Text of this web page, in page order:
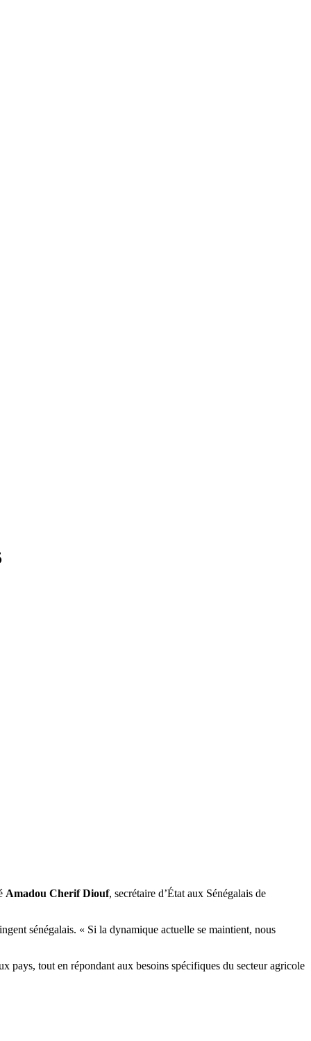
Amadou Cherif Diouf, secrétaire d’État aux Sénégalais de
sénégalais. « Si la dynamique actuelle se maintient, nous
pays, tout en répondant aux besoins spécifiques du secteur agricole